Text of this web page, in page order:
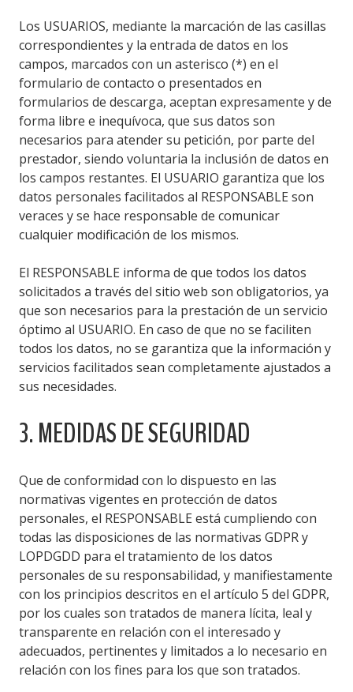
Los USUARIOS, mediante la marcación de las casillas
correspondientes y la entrada de datos en los
campos, marcados con un asterisco (*) en el
formulario de contacto o presentados en
formularios de descarga, aceptan expresamente y de
forma libre e inequívoca, que sus datos son
necesarios para atender su petición, por parte del
prestador, siendo voluntaria la inclusión de datos en
los campos restantes. El USUARIO garantiza que los
datos personales facilitados al RESPONSABLE son
veraces y se hace responsable de comunicar
cualquier modificación de los mismos.
El RESPONSABLE informa de que todos los datos
solicitados a través del sitio web son obligatorios, ya
que son necesarios para la prestación de un servicio
óptimo al USUARIO. En caso de que no se faciliten
todos los datos, no se garantiza que la información y
servicios facilitados sean completamente ajustados a
sus necesidades.
3. MEDIDAS DE SEGURIDAD
Que de conformidad con lo dispuesto en las
normativas vigentes en protección de datos
personales, el RESPONSABLE está cumpliendo con
todas las disposiciones de las normativas GDPR y
LOPDGDD para el tratamiento de los datos
personales de su responsabilidad, y manifiestamente
con los principios descritos en el artículo 5 del GDPR,
por los cuales son tratados de manera lícita, leal y
transparente en relación con el interesado y
adecuados, pertinentes y limitados a lo necesario en
relación con los fines para los que son tratados.